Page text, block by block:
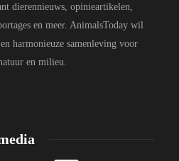
dierennieuws, opinieartikelen,
en meer. AnimalsToday wil
harmonieuze samenleving voor
en milieu.